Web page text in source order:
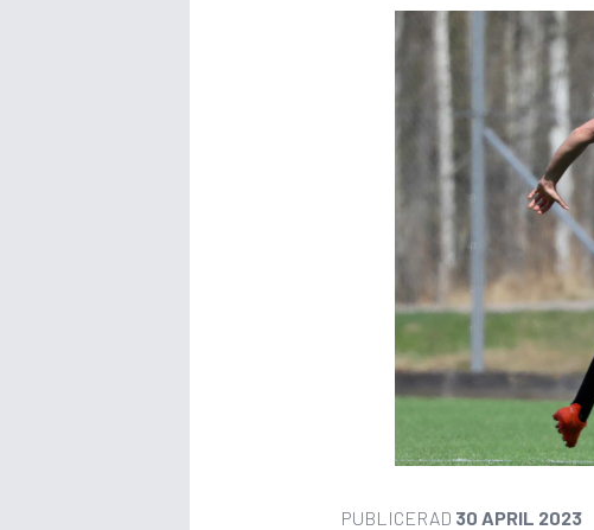
PUBLICERAD 30 APRIL 2023